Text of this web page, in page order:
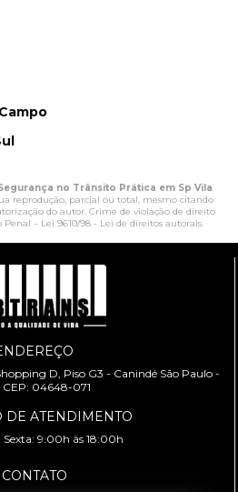
no Trânsito Prática em Sp Vila
reprodução, parcial ou total, mesmo citando
do autor. Crime de violação de direito
Penal – Lei 9610/98 - Lei de direitos autorais.
D, Piso G3 - Canindé São Paulo -
CEP: 04648-071
DE ATENDIMENTO
Sexta: 9:00h às 18:00h
CONTATO